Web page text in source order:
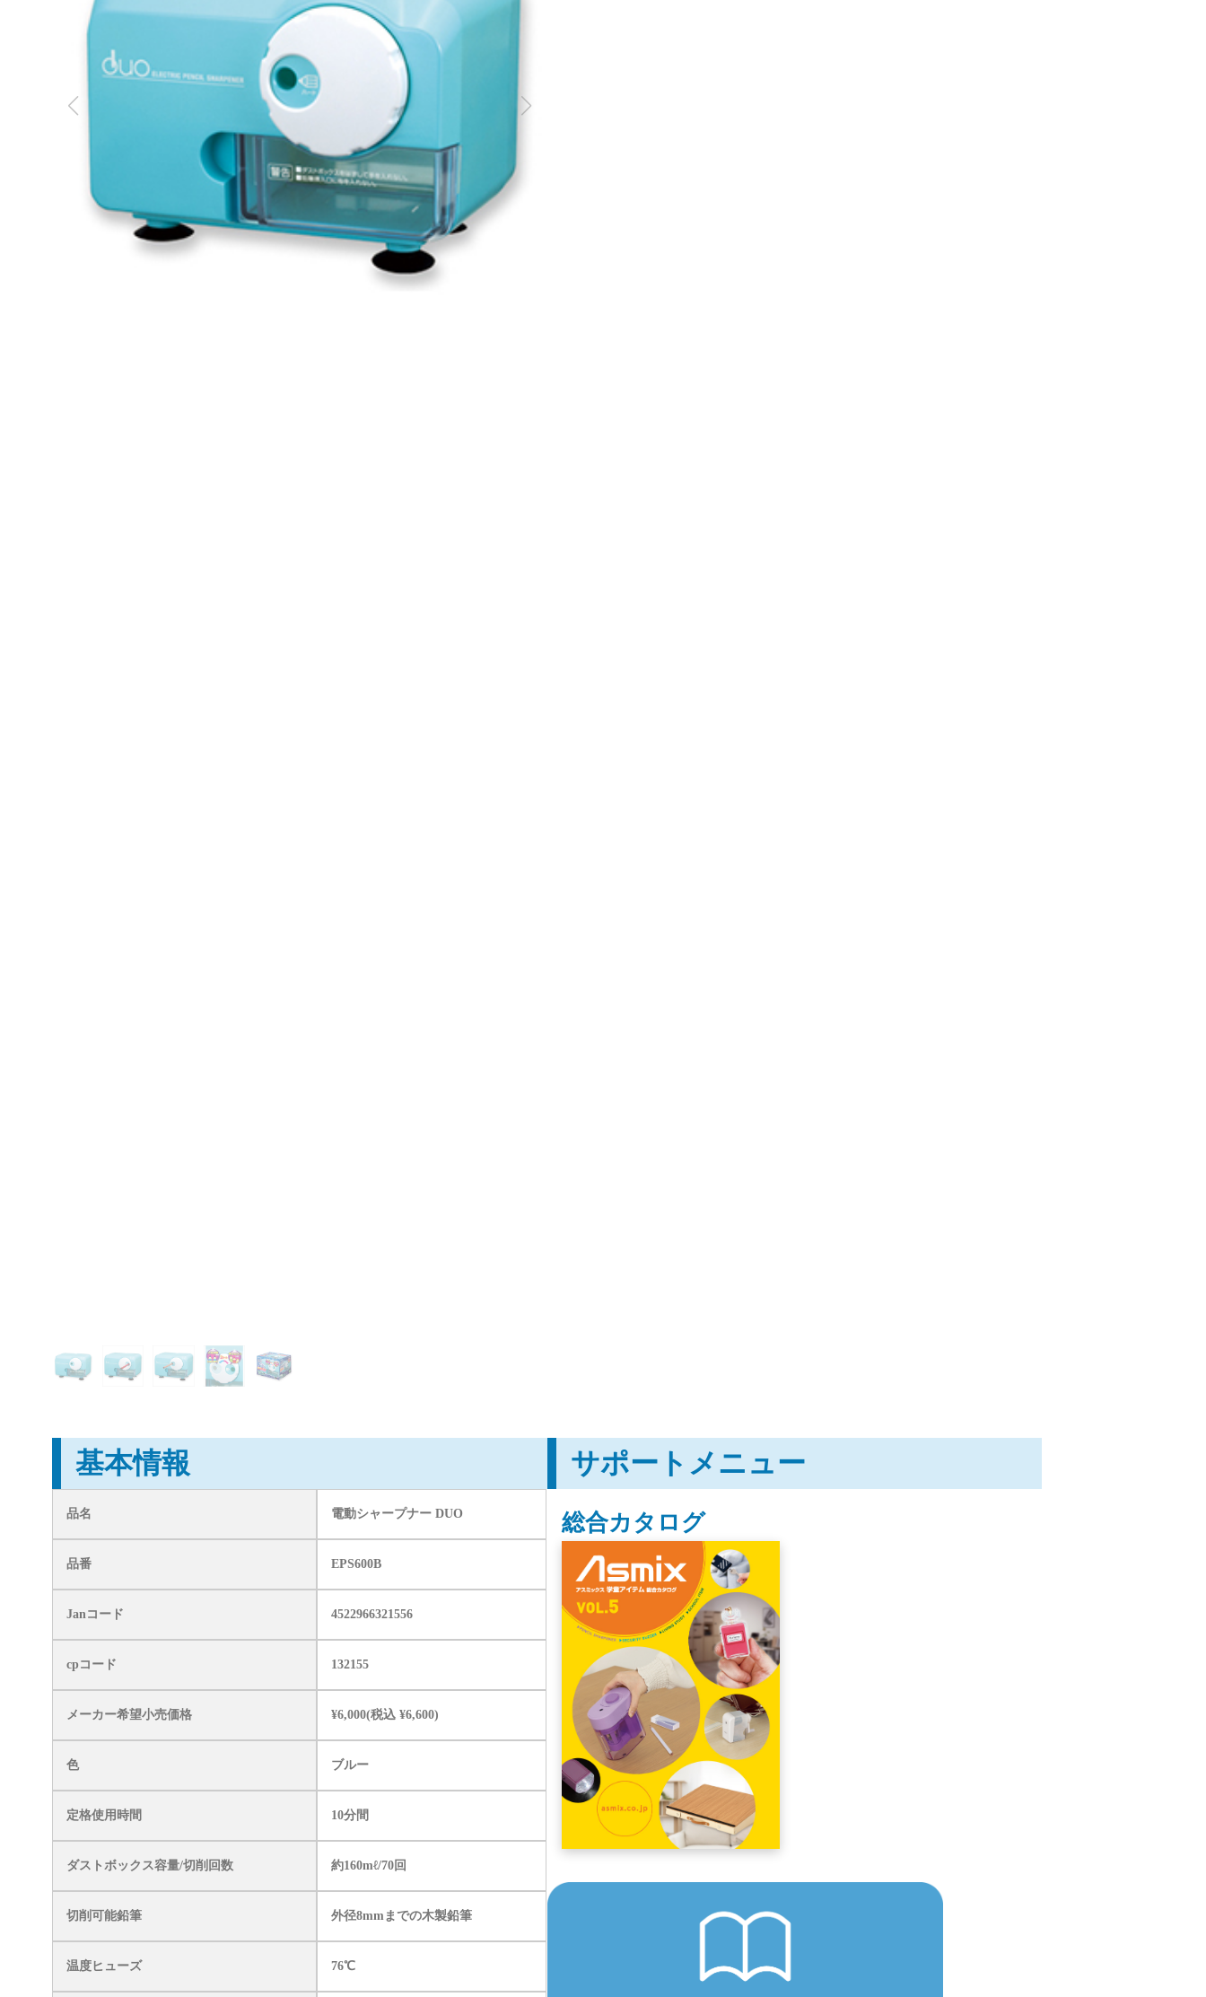
基本情報
品名 電動シャープナー DUO
品番 EPS600B
Janコード 4522966321556
cpコード 132155
メーカー希望小売価格 ¥6,000(税込 ¥6,600)
色 ブルー
定格使用時間 10分間
ダストボックス容量/切削回数 約160mℓ/70回
切削可能鉛筆 外径8mmまでの木製鉛筆
温度ヒューズ 76℃
サポートメニュー
総合カタログ